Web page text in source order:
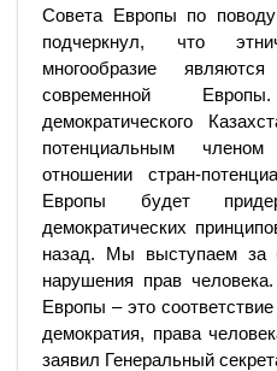
Совета Европы по
подчеркнул, что
многообразие
современной
демократического
потенциальным
отношении стран-
Европы будет
демократических
назад. Мы выступаем за
нарушения прав
Европы – это
демократия, права
заявил Генеральный